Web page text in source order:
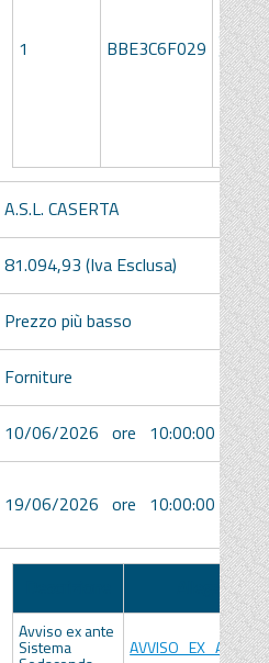
1 BBE3C6F029
A.S.L. CASERTA
81.094,93 (Iva Esclusa)
Prezzo più basso
Forniture
10/06/2026 ore 10:00:00 [Ora
19/06/2026 ore 10:00:00 [Ora
Allegato
Avviso ex ante
Sistema